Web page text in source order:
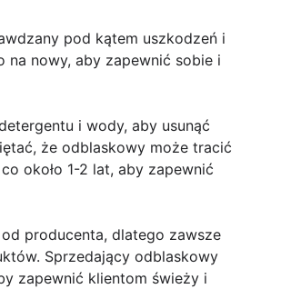
pod kątem uszkodzeń i
na nowy, aby zapewnić sobie i
i wody, aby usunąć
że odblaskowy może tracić
około 1-2 lat, aby zapewnić
producenta, dlatego zawsze
Sprzedający odblaskowy
zapewnić klientom świeży i